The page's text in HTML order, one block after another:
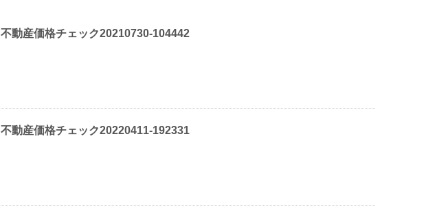
不動産価格チェック20210730-104442
不動産価格チェック20220411-192331